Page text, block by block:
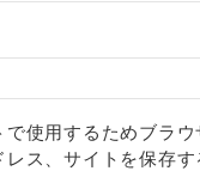
で使用するためブラ
ス、サイトを保存す